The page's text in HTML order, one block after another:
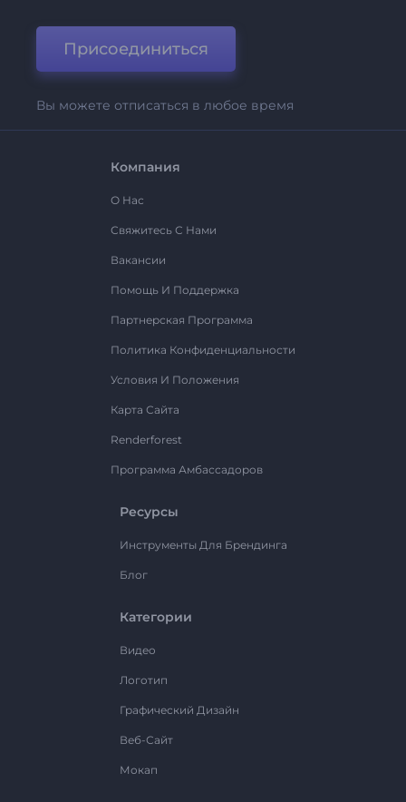
Присоединиться
Вы можете отписаться в любое время
Компания
О Нас
Свяжитесь С Нами
Вакансии
Помощь И Поддержка
Партнерская Программа
Политика Конфиденциальности
Условия И Положения
Карта Сайта
Renderforest
Программа Амбассадоров
Ресурсы
Инструменты Для Брендинга
Блог
Категории
Видео
Логотип
Графический Дизайн
Веб-Сайт
Мокап